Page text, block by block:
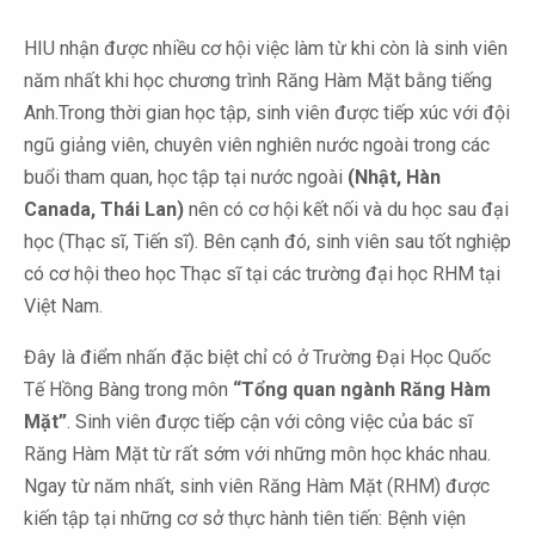
HIU nhận được nhiều cơ hội việc làm từ khi còn là sinh viên
năm nhất khi học chương trình Răng Hàm Mặt bằng tiếng
Anh.Trong thời gian học tập, sinh viên được tiếp xúc với đội
ngũ giảng viên, chuyên viên nghiên nước ngoài trong các
buổi tham quan, học tập tại nước ngoài (Nhật, Hàn
Canada, Thái Lan) nên có cơ hội kết nối và du học sau đại
học (Thạc sĩ, Tiến sĩ). Bên cạnh đó, sinh viên sau tốt nghiệp
có cơ hội theo học Thạc sĩ tại các trường đại học RHM tại
Việt Nam.
Đây là điểm nhấn đặc biệt chỉ có ở Trường Đại Học Quốc
Tế Hồng Bàng trong môn “Tổng quan ngành Răng Hàm
Mặt”. Sinh viên được tiếp cận với công việc của bác sĩ
Răng Hàm Mặt từ rất sớm với những môn học khác nhau.
Ngay từ năm nhất, sinh viên Răng Hàm Mặt (RHM) được
kiến tập tại những cơ sở thực hành tiên tiến: Bệnh viện